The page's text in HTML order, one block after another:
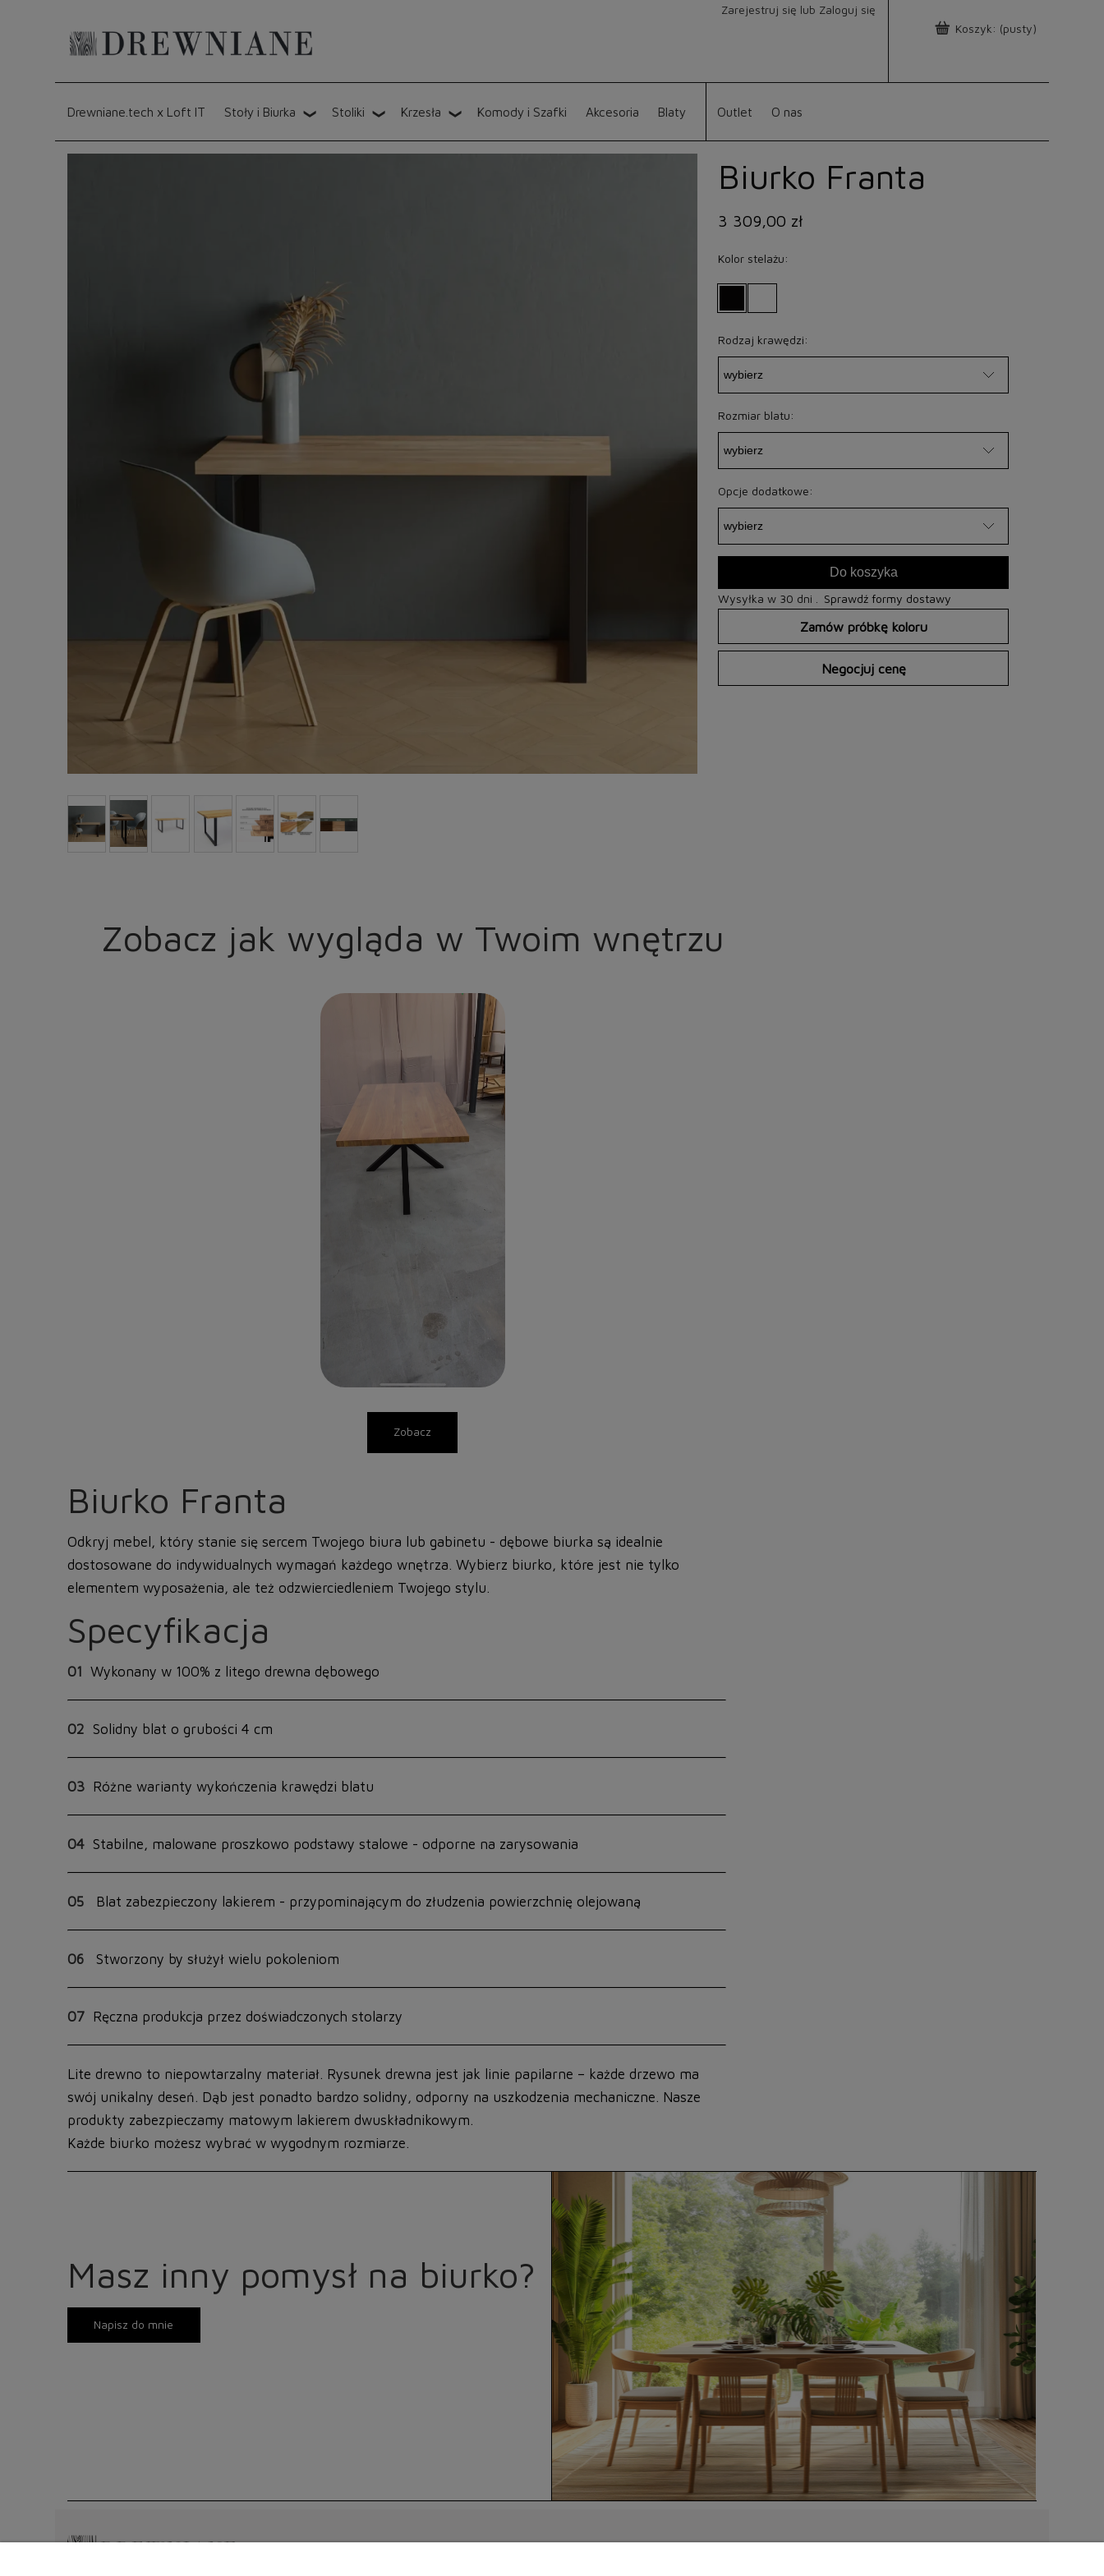
Zarejestruj się lub Zaloguj się
Koszyk: (pusty)
Drewniane.tech x Loft IT Stoły i Biurka Stoliki Krzesła Komody i Szafki Akcesoria Blaty Outlet O nas
Biurko Franta
3 309,00 zł
Kolor stelażu:
Rodzaj krawędzi:
Rozmiar blatu:
Opcje dodatkowe:
Do koszyka
Wysyłka w 30 dni . Sprawdź formy dostawy
Zamów próbkę koloru
Negocjuj cenę
Zobacz jak wygląda w Twoim wnętrzu
Zobacz
Biurko Franta
Odkryj mebel, który stanie się sercem Twojego biura lub gabinetu - dębowe biurka są idealnie
dostosowane do indywidualnych wymagań każdego wnętrza. Wybierz biurko, które jest nie tylko
elementem wyposażenia, ale też odzwierciedleniem Twojego stylu.
Specyfikacja
01 Wykonany w 100% z litego drewna dębowego
02 Solidny blat o grubości 4 cm
03 Różne warianty wykończenia krawędzi blatu
04 Stabilne, malowane proszkowo podstawy stalowe - odporne na zarysowania
05 Blat zabezpieczony lakierem - przypominającym do złudzenia powierzchnię olejowaną
06 Stworzony by służył wielu pokoleniom
07 Ręczna produkcja przez doświadczonych stolarzy
Lite drewno to niepowtarzalny materiał. Rysunek drewna jest jak linie papilarne – każde drzewo ma
swój unikalny deseń. Dąb jest ponadto bardzo solidny, odporny na uszkodzenia mechaniczne. Nasze
produkty zabezpieczamy matowym lakierem dwuskładnikowym.
Każde biurko możesz wybrać w wygodnym rozmiarze.
Masz inny pomysł na biurko?
Napisz do mnie